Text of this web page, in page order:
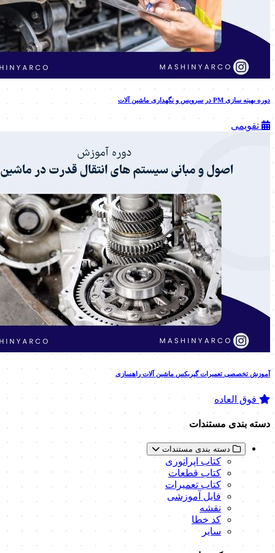
دوره بهینه سازی PM در سرویس و نگهداری ماشین آلات
تقویمی
آموزش تخصصی تعمیرات گیربکس ماشین آلات راهسازی
فوق العاده
دسته بندی مستندات
دسته بندی مستندات
کتاب اپراتوری
کتاب قطعات
کتاب تعمیرات
فایل آموزشی
نقشه
کد خطا
سایر